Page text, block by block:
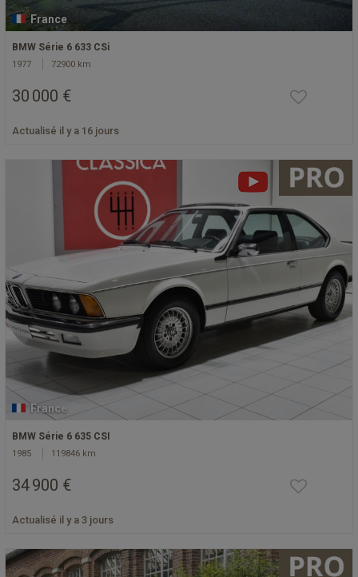
France
BMW Série 6 633 CSi
1977 72900 km
30 000 €
Actualisé il y a 16 jours
France
BMW Série 6 635 CSI
1985 119846 km
34 900 €
Actualisé il y a 3 jours